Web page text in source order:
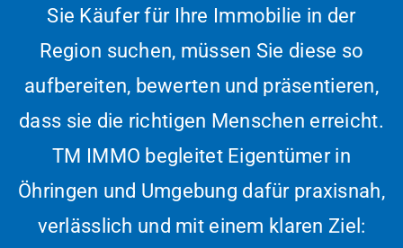
Sie Käufer für Ihre Immobilie in der
Region suchen, müssen Sie diese so
aufbereiten, bewerten und präsentieren,
dass sie die richtigen Menschen erreicht.
TM IMMO begleitet Eigentümer in
Öhringen und Umgebung dafür praxisnah,
verlässlich und mit einem klaren Ziel: